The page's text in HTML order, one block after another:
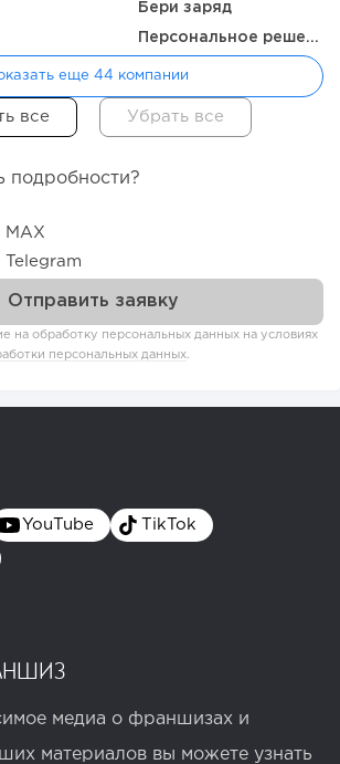
Бери заряд
Персональное решение
еще 44 компании
подробности?
MAX
Telegram
на обработку персональных данных на условиях
персональных данных.
YouTube TikTok
медиа о франшизах и
материалов вы можете узнать